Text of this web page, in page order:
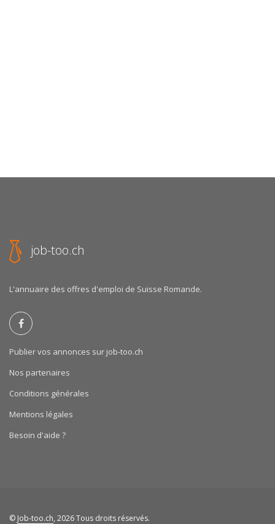
job-too.ch
L'annuaire des offres d'emploi de Suisse Romande.
Publier vos annonces sur job-too.ch
Nos partenaires
Conditions générales
Mentions légales
Besoin d'aide ?
© Job-too.ch, 2026 Tous droits réservés.